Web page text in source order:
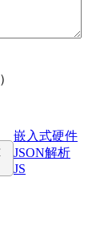
嵌入式硬件
JSON解析
JS